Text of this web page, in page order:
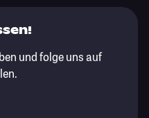
und folge uns auf